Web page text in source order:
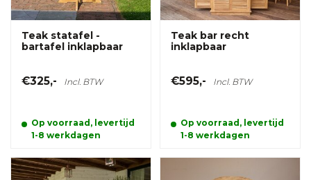
Teak statafel -
bartafel inklapbaar
€325,- Incl. BTW
Op voorraad, levertijd
1-8 werkdagen
Teak bar recht
inklapbaar
€595,- Incl. BTW
Op voorraad, levertijd
1-8 werkdagen